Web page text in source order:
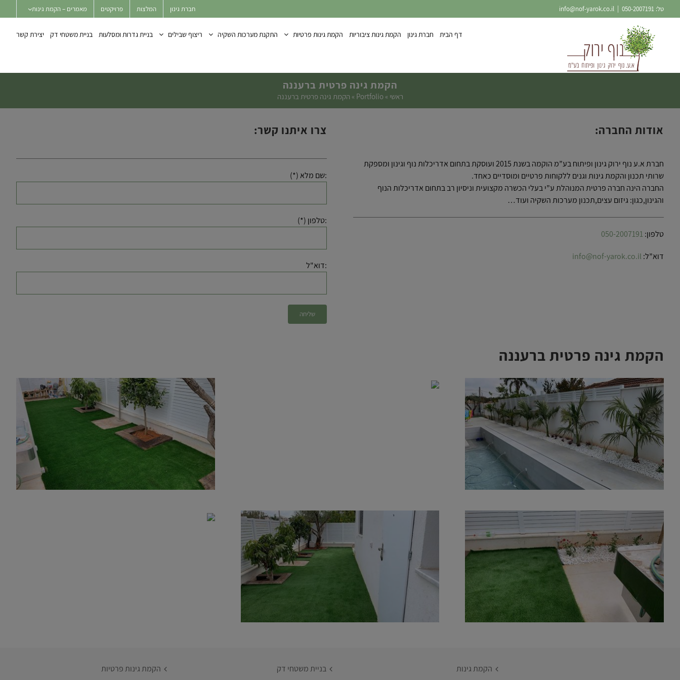
to
טל: 050-2007191
info@nof-yarok.co.il חברת גינון המלצות פרויקטים מאמרים – הקמת גינות
דף הבית חברת גינון הקמת גינות ציבוריות הקמת גינות פרטיות התקנת מערכות השקיה ריצוף שבילים בניית גדרות ומסלעות בניית משטחי דק יצירת קשר
הקמת גינה פרטית ברעננה
ראשי »
Portfolio
» הקמת גינה פרטית ברעננה
אודות החברה:
חברת א.ע נוף ירוק גינון ופיתוח בע”מ הוקמה בשנת 2015 ועוסקת בתחום אדריכלות נוף וגינון ומספקת
שרותי תכנון והקמת גינות וגנים ללקוחות פרטיים ומוסדיים כאחד.
החברה הינה חברה פרטית המנוהלת ע”י בעלי הכשרה מקצועית וניסיון רב בתחום אדריכלות הנוף
והגינון,כגון: גיזום עצים,תכנון מערכות השקיה ועוד…
טלפון:050-2007191
דוא”ל: info@nof-yarok.co.il
צרו איתנו קשר:
:שם מלא (*)
:טלפון (*)
:דוא"ל
הקמת גינה פרטית ברעננה
הקמת גינות בניית משטחי דק הקמת גינות פרטיות